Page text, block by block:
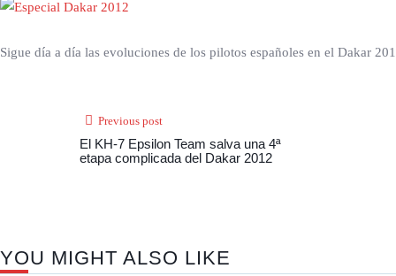
Sigue día a día las evoluciones de los pilotos españoles en el Dakar
Previous post
El KH-7 Epsilon Team salva una 4ª
etapa complicada del Dakar 2012
YOU MIGHT ALSO LIKE